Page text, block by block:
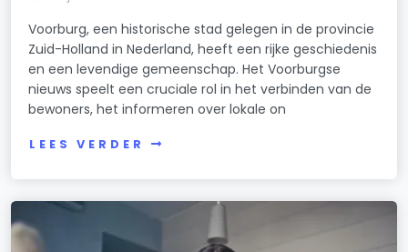
Voorburg, een historische stad gelegen in de provincie
Zuid-Holland in Nederland, heeft een rijke geschiedenis
en een levendige gemeenschap. Het Voorburgse
nieuws speelt een cruciale rol in het verbinden van de
bewoners, het informeren over lokale on
LEES VERDER